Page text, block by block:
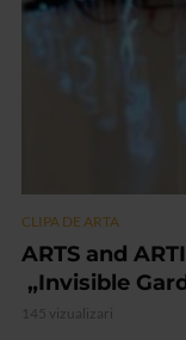
CLIPA DE ARTA
ARTS and
„Invisible
145 vizualizari